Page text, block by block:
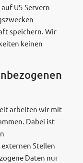
US-Servern
speichern. Wir
keinen
arbeiten wir mit
Dabei ist
Stellen
Daten nur